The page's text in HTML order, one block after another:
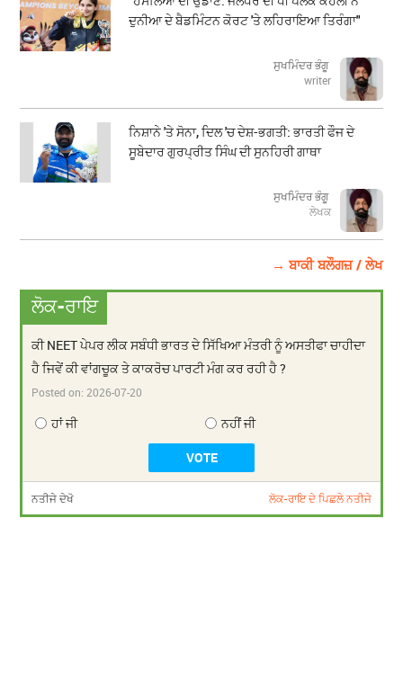
ਦੁਨੀਆ ਦੇ ਬੈਡਮਿੰਟਨ ਕੋਰਟ 'ਤੇ ਲਹਿਰਾਇਆ ਤਿਰੰਗਾ"
ਸੁਖਮਿੰਦਰ ਭੰਗੂ
writer
ਨਿਸ਼ਾਨੇ 'ਤੇ ਸੋਨਾ, ਦਿਲ 'ਚ ਦੇਸ਼-ਭਗਤੀ: ਭਾਰਤੀ ਫੌਜ ਦੇ
ਸੂਬੇਦਾਰ ਗੁਰਪ੍ਰੀਤ ਸਿੰਘ ਦੀ ਸੁਨਹਿਰੀ ਗਾਥਾ
ਸੁਖਮਿੰਦਰ ਭੰਗੂ
ਲੇਖਕ
→ ਬਾਕੀ ਬਲੌਗਜ਼ / ਲੇਖ
ਲੋਕ-ਰਾਇ
ਕੀ NEET ਪੇਪਰ ਲੀਕ ਸਬੰਧੀ ਭਾਰਤ ਦੇ ਸਿੱਖਿਆ ਮੰਤਰੀ ਨੂੰ ਅਸਤੀਫਾ ਚਾਹੀਦਾ
ਹੈ ਜਿਵੇਂ ਕੀ ਵਾਂਗਚੂਕ ਤੇ ਕਾਕਰੋਚ ਪਾਰਟੀ ਮੰਗ ਕਰ ਰਹੀ ਹੈ ?
Posted on:2026-07-20
ਹਾਂ ਜੀ ਨਹੀਂ ਜੀ
ਨਤੀਜੇ ਦੇਖੋ ਲੋਕ-ਰਾਇ ਦੇ ਪਿਛਲੇ ਨਤੀਜੇ